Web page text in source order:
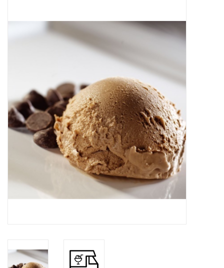
Roomijs & gebak
huwelijk, communie,
lentefeest, ...
MOEDERDAG 2026